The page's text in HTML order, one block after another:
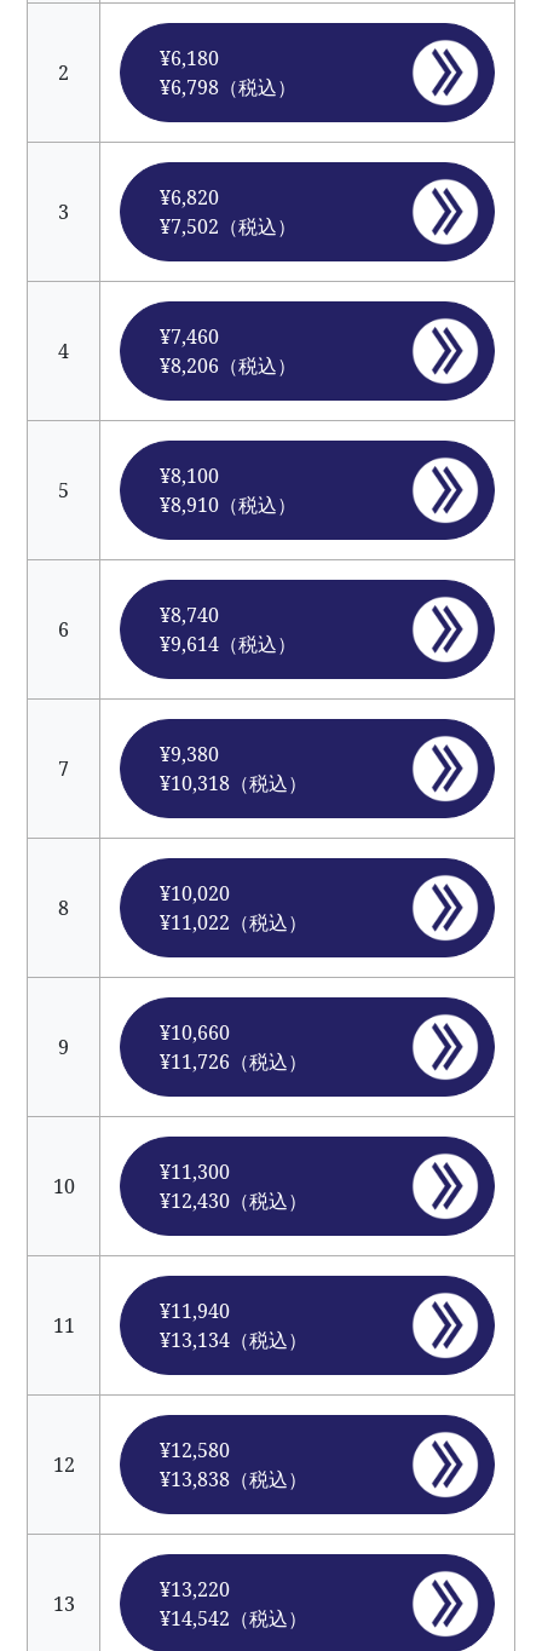
2
¥6,180
¥6,798（税込）
3
¥6,820
¥7,502（税込）
4
¥7,460
¥8,206（税込）
5
¥8,100
¥8,910（税込）
6
¥8,740
¥9,614（税込）
7
¥9,380
¥10,318（税込）
8
¥10,020
¥11,022（税込）
9
¥10,660
¥11,726（税込）
10
¥11,300
¥12,430（税込）
11
¥11,940
¥13,134（税込）
12
¥12,580
¥13,838（税込）
13
¥13,220
¥14,542（税込）